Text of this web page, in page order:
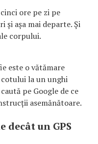
ore pe zi pe
așa mai departe. Și
corpului.
este o vătămare
la un unghi
pe Google de ce
asemănătoare.
decât un GPS